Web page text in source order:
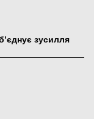
зусилля